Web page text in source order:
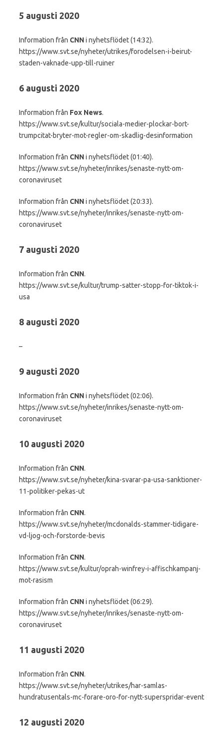
5 augusti 2020
Information från CNNi nyhetsflödet (14:32).
https://www.svt.se/nyheter/utrikes/forodelsen-i-beirut-
staden-vaknade-upp-till-ruiner
6 augusti 2020
Information från Fox News.
https://www.svt.se/kultur/sociala-medier-plockar-bort-
trumpcitat-bryter-mot-regler-om-skadlig-desinformation
Information från CNNi nyhetsflödet (01:40).
https://www.svt.se/nyheter/inrikes/senaste-nytt-om-
coronaviruset
Information från CNNi nyhetsflödet (20:33).
https://www.svt.se/nyheter/inrikes/senaste-nytt-om-
coronaviruset
7 augusti 2020
Information från CNN.
https://www.svt.se/kultur/trump-satter-stopp-for-tiktok-i-
usa
8 augusti 2020
–
9 augusti 2020
Information från CNNi nyhetsflödet (02:06).
https://www.svt.se/nyheter/inrikes/senaste-nytt-om-
coronaviruset
10 augusti 2020
Information från CNN.
https://www.svt.se/nyheter/kina-svarar-pa-usa-sanktioner-
11-politiker-pekas-ut
Information från CNN.
https://www.svt.se/nyheter/mcdonalds-stammer-tidigare-
vd-ljog-och-forstorde-bevis
Information från CNN.
https://www.svt.se/kultur/oprah-winfrey-i-affischkampanj-
mot-rasism
Information från CNNi nyhetsflödet (06:29).
https://www.svt.se/nyheter/inrikes/senaste-nytt-om-
coronaviruset
11 augusti 2020
Information från CNN.
https://www.svt.se/nyheter/utrikes/har-samlas-
hundratusentals-mc-forare-oro-for-nytt-superspridar-event
12 augusti 2020